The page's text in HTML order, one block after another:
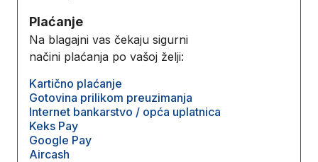
Plaćanje
Na blagajni vas čekaju sigurni
načini plaćanja po vašoj želji:
Kartično plaćanje
Gotovina prilikom preuzimanja
Internet bankarstvo / opća uplatnica
Keks Pay
Google Pay
Aircash